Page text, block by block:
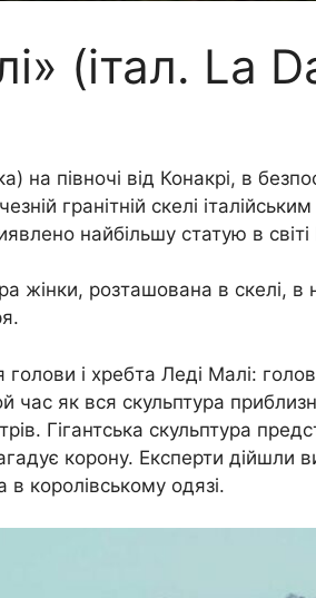
(італ. La
на півночі від Конакрі, в
гранітній скелі
найбільшу статую в
жінки, розташована в скелі, в
і хребта Леді Малі:
час як вся скульптура
Гігантська скульптура
корону. Експерти дійшли
в королівському одязі.